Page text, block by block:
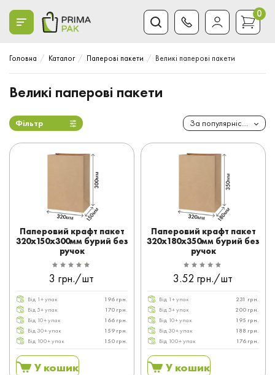
0
Головна Каталог Паперові пакети Великі паперові пакети
Великі паперові пакети
Фільтр За популярністю
Паперовий крафт пакет
320x150x300мм бурий без
ручок
3 грн./шт
Від 1+ упак
196 грн.
Від 5+ упак
170 грн.
Від 10+ упак
166 грн.
Від 30+ упак
159 грн.
Від 100+ упак
150 грн.
У кошик
Паперовий крафт пакет
320x180x350мм бурий без
ручок
3.52 грн./шт
Від 1+ упак
231 грн.
Від 5+ упак
200 грн.
Від 10+ упак
195 грн.
Від 30+ упак
188 грн.
Від 100+ упак
176 грн.
У кошик